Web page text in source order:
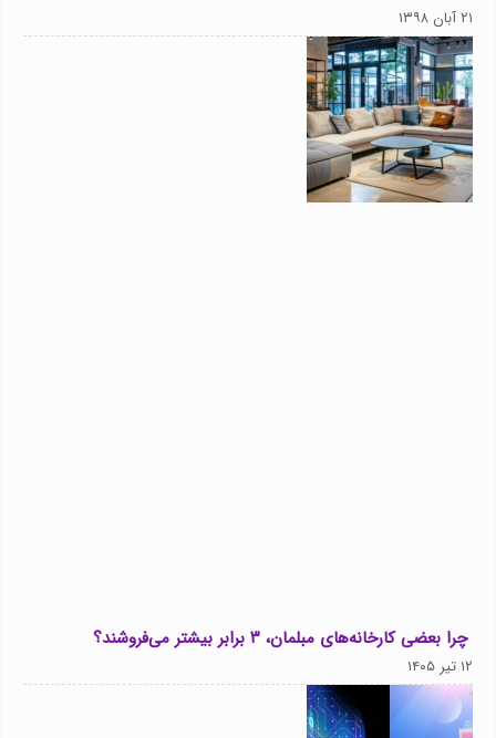
۲۱ آبان ۱۳۹۸
چرا بعضی کارخانه‌های مبلمان، ۳ برابر بیشتر می‌فروشند؟
۱۲ تیر ۱۴۰۵